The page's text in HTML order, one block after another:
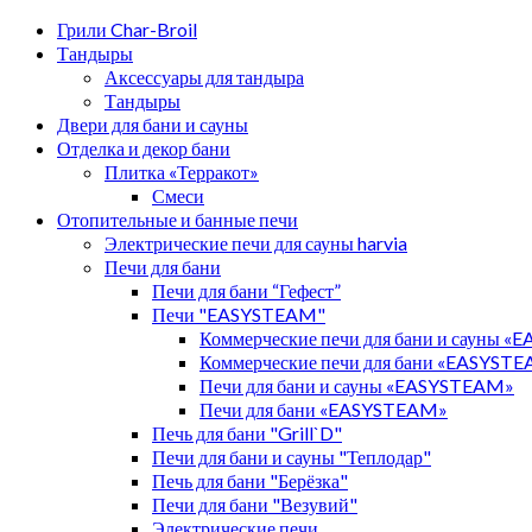
Грили Char-Broil
Тандыры
Аксессуары для тандыра
Тандыры
Двери для бани и сауны
Отделка и декор бани
Плитка «Терракот»
Смеси
Отопительные и банные печи
Электрические печи для сауны harvia
Печи для бани
Печи для бани “Гефест”
Печи "EASYSTEAM"
Коммерческие печи для бани и сауны
Коммерческие печи для бани
Печи для бани и сауны «EASYSTEAM»
Печи для бани «EASYSTEAM»
Печь для бани "Grill`D"
Печи для бани и сауны "Теплодар"
Печь для бани "Берёзка"
Печи для бани "Везувий"